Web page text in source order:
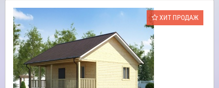
ХИТ ПРОДАЖ